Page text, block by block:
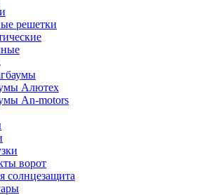
решетки
Алютех
An-motors
ворот
солнцезащита